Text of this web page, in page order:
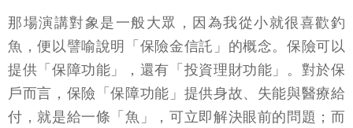
那場演講對象是一般大眾，因為我從小就很喜歡釣
魚，便以譬喻說明「保險金信託」的概念。保險可以
提供「保障功能」，還有「投資理財功能」。對於保
戶而言，保險「保障功能」提供身故、失能與醫療給
付，就是給一條「魚」，可立即解決眼前的問題；而